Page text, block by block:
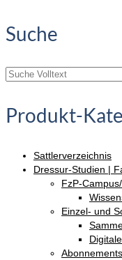
Suche
Suche
Produkt-
Sattlerverzeichnis
Dressur-Studien |
FzP-
Einzel- und